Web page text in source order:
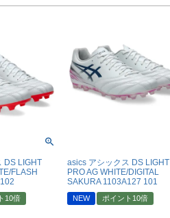
DS LIGHT
FLASH
10倍
asics アシックス DS LIGHT
PRO AG WHITE/DIGITAL
SAKURA 1103A127 101
NEW ポイント10倍